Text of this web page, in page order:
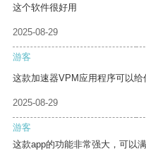
这个软件很好用
2025-08-29
游客
这款加速器VPM应用程序可以给
2025-08-29
游客
这款app的功能非常强大，可以